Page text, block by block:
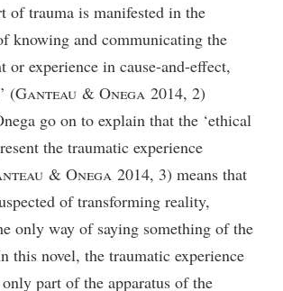
of trauma is manifested in the
knowing and communicating the
or experience in cause-and-effect,
(Ganteau & Onega 2014, 2)
go on to explain that the ‘ethical
the traumatic experience
& Onega 2014, 3) means that
of transforming reality,
only way of saying something of the
this novel, the traumatic experience
only part of the apparatus of the